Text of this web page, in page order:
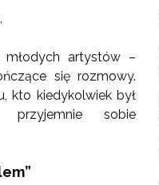
artystów –
się rozmowy.
kto kiedykolwiek był
sobie